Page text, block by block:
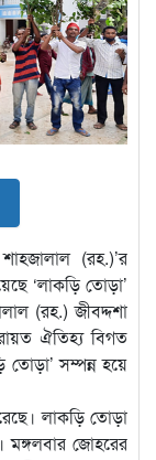
(রহ.)’র
‘লাকড়ি তোড়া’
(রহ.) জীবদ্দশা
ঐতিহ্য বিগত
সম্পন্ন হয়ে
লাকড়ি তোড়া
জোহরের